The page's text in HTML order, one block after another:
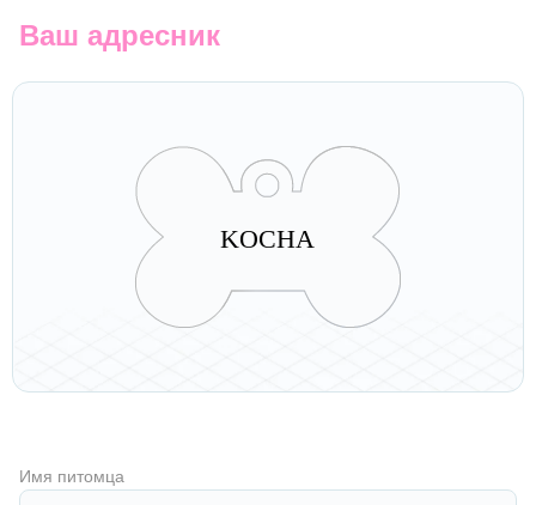
Ваш адресник
KOCHA
Имя питомца